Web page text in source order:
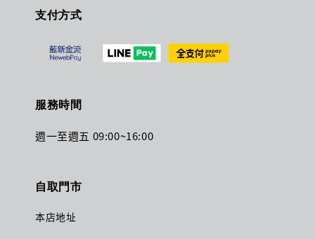
支付方式
服務時間
週一至週五 09:00~16:00
自取門市
本店地址